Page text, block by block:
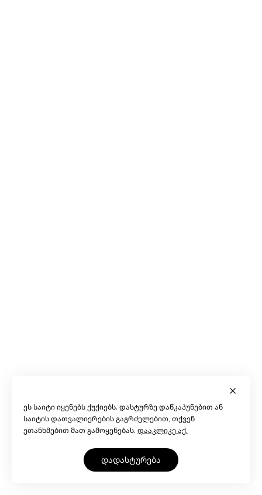
ეს საიტი იყენებს ქუქიებს. დასტურზე დაწკაპუნებით ან
საიტის დათვალიერების გაგრძელებით, თქვენ
ეთანხმებით მათ გამოყენებას. დააკლიკე აქ.
დადასტურება